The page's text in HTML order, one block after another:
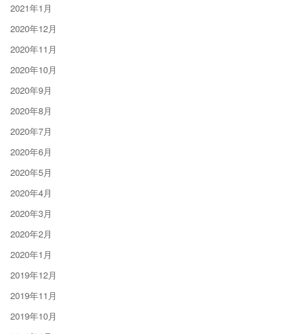
2021年1月
2020年12月
2020年11月
2020年10月
2020年9月
2020年8月
2020年7月
2020年6月
2020年5月
2020年4月
2020年3月
2020年2月
2020年1月
2019年12月
2019年11月
2019年10月